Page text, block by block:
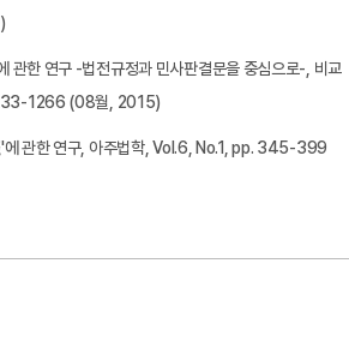
관한 연구 -법전규정과 민사판결문을 중심으로-, 비교
1266 (08월, 2015)
'에 관한 연구, 아주법학, Vol.6, No.1, pp. 345-399